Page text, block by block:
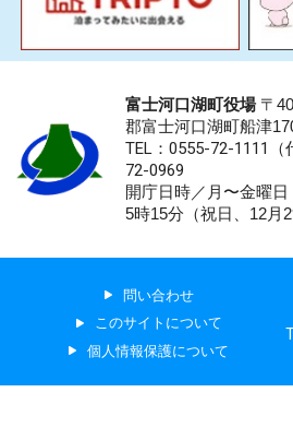
富士河口湖町役場〒
郡富士河口湖町船津
TEL：0555-72-1111
72-0969
開庁日時／月〜金曜
5時15分（祝日、12月
問い合わせ
このサイトについて
個人情報保護について